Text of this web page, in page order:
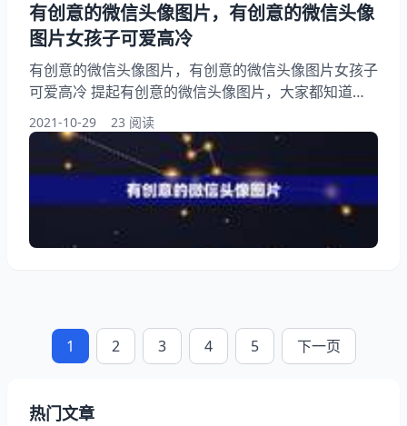
有创意的微信头像图片，有创意的微信头像
图片女孩子可爱高冷
有创意的微信头像图片，有创意的微信头像图片女孩子
可爱高冷 提起有创意的微信头像图片，大家都知道，
有人问有创意的微信头像图片，另外，还有人想问有没
有好看的微信头像图片，你知道这是怎么回事？其实经
常换微信头像的男人，下面就一起来看看有创意的微信
头像图片女孩子可爱高冷，希望能够帮助到大家！ 1、
有没有好看的微信头像图片 答：有没有好看的微信头
像图片  我来答 1个回答 #热议#
2021-10-29 23 阅读
1 2 3 4 5 下一页
热门文章